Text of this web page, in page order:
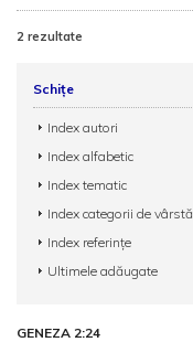
2 rezultate
Schițe
Index autori
Index alfabetic
Index tematic
Index categorii de vârstă
Index referințe
Ultimele adăugate
GENEZA 2:24